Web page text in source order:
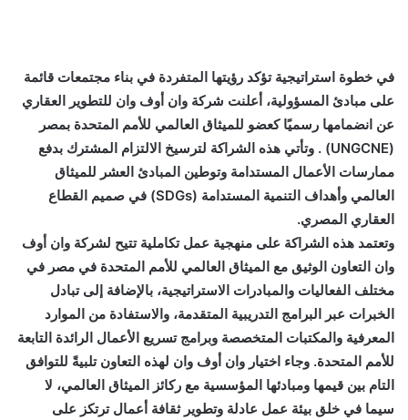
في خطوة استراتيجية تؤكد رؤيتها المتفردة في بناء مجتمعات قائمة
على مبادئ المسؤولية، أعلنت شركة وان أوف وان للتطوير العقاري
عن انضمامها رسميًا كعضو للميثاق العالمي للأمم المتحدة بمصر
(UNGCNE) . وتأتي هذه الشراكة لترسيخ الالتزام المشترك بدفع
ممارسات الأعمال المستدامة وتوطين المبادئ العشر للميثاق
العالمي وأهداف التنمية المستدامة (SDGs) في صميم القطاع
العقاري المصري.
وتعتمد هذه الشراكة على منهجية عمل تكاملية تتيح لشركة وان أوف
وان التعاون الوثيق مع الميثاق العالمي للأمم المتحدة في مصر في
مختلف الفعاليات والمبادرات الاستراتيجية، بالإضافة إلى تبادل
الخبرات عبر البرامج التدريبية المتقدمة، والاستفادة من الموارد
المعرفية والمكتبات المتخصصة وبرامج تسريع الأعمال الرائدة التابعة
للأمم المتحدة. وجاء اختيار وان أوف وان لهذه التعاون تلبيةً للتوافق
التام بين قيمها ومبادئها المؤسسية مع ركائز الميثاق العالمي، لا
سيما في خلق بيئة عمل عادلة وتطوير ثقافة أعمال ترتكز على